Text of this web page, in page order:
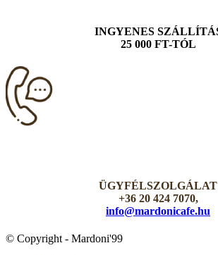
INGYENES
25 000 FT-TÓL
ÜGYFÉLSZOLGÁLAT
+36 20 424 7070,
info@mardonicafe.hu
© Copyright - Mardoni'99